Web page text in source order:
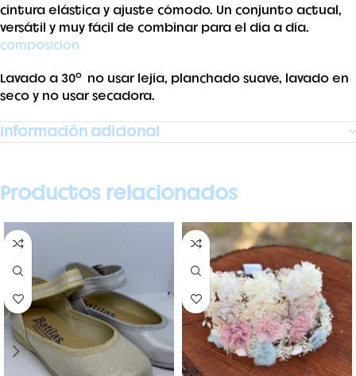
cintura elástica y ajuste cómodo. Un conjunto actual,
versátil y muy fácil de combinar para el día a día.
composición
Lavado a 30º no usar lejía, planchado suave, lavado en
seco y no usar secadora.
Información adicional
Productos relacionados